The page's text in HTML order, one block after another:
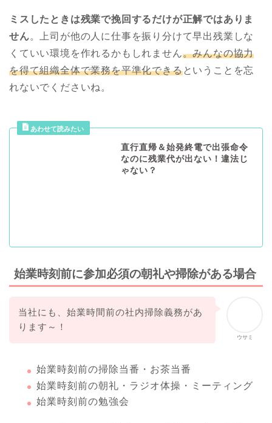
ミスしたときは残業で挽回するだけが正解ではありま
せん。上司が他の人に仕事を振り分けて早出残業しな
くていい環境を作れるかもしれません。みんなの協力
を得て組織全体で業務を平準化できるということを忘
れないでくださいね。
直行直帰＆始発終電で出張命令
なのに残業代が出ない！違法じ
ゃない？
始業時刻前に参加必須の朝礼や掃除がある場合
ウサミ
当社にも、始業時間前の社内掃除義務があ
ります～！
始業時刻前の掃除当番・お茶当番
始業時刻前の朝礼・ラジオ体操・ミーティング
始業時刻前の勉強会